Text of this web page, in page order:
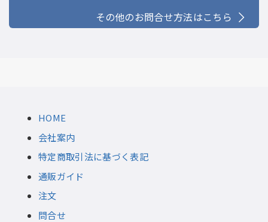
その他のお問合せ方法はこちら
HOME
会社案内
特定商取引法に基づく表記
通販ガイド
注文
問合せ